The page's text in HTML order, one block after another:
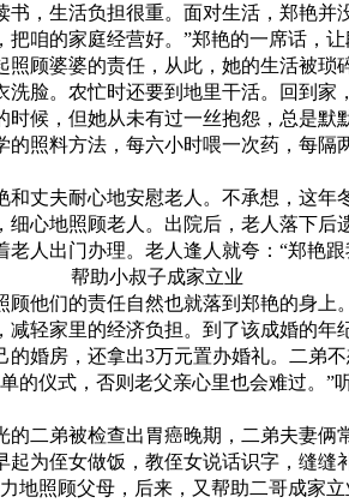
，生活负担很重。面对生活，郑艳并
咱的家庭经营好。”郑艳的一席话，让
婆婆的责任，从此，她的生活被琐
脸。农忙时还要到地里干活。回到家
，但她从未有过一丝抱怨，总是默
的照料方法，每六小时喂一次药，每
丈夫耐心地安慰老人。不承想，这年
心地照顾老人。出院后，老人落下
人出门办理。老人逢人就夸：“郑艳
帮助小叔子成家立业
们的责任自然也就落到郑艳的身上
轻家里的经济负担。到了该成婚的年
房，还拿出3万元置办婚礼。二弟不
的仪式，否则老父亲心里也会难过。
二弟被检查出胃癌晚期，二弟夫妻俩
为侄女做饭，教侄女说话识字，缝缝
照顾父母，后来，又帮助二哥成家